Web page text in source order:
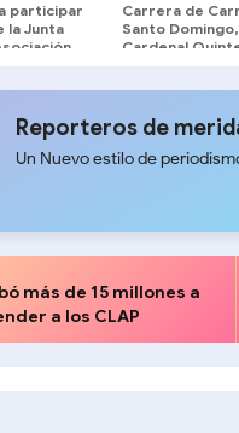
participar
la Junta
Carrera de
Santo
Cardenal
Reporteros de
Un Nuevo estilo de
más de 15 millones a
a los CLAP